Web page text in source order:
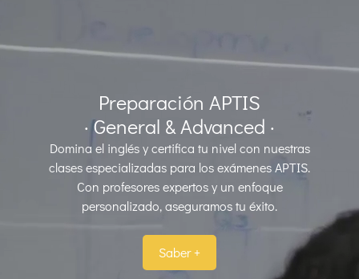
Preparación APTIS
· General & Advanced ·
Domina el inglés y certifica tu nivel con nuestras
clases especializadas para los exámenes APTIS.
Con profesores expertos y un enfoque
personalizado, aseguramos tu éxito.
Saber +